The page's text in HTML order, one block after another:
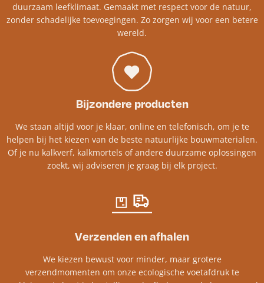
duurzaam leefklimaat. Gemaakt met respect voor de natuur,
zonder schadelijke toevoegingen. Zo zorgen wij voor een betere
wereld.
Bijzondere producten
We staan altijd voor je klaar, online en telefonisch, om je te
helpen bij het kiezen van de beste natuurlijke bouwmaterialen.
Of je nu kalkverf, kalkmortels of andere duurzame oplossingen
zoekt, wij adviseren je graag bij elk project.​
Verzenden en afhalen
We kiezen bewust voor minder, maar grotere
verzendmomenten om onze ecologische voetafdruk te